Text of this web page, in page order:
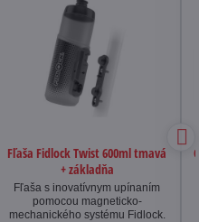
Fľaša Fidlock Twist 600ml tmavá
+ základňa
Fľaša s inovatívnym upínaním
pomocou magneticko-
mechanického systému Fidlock.